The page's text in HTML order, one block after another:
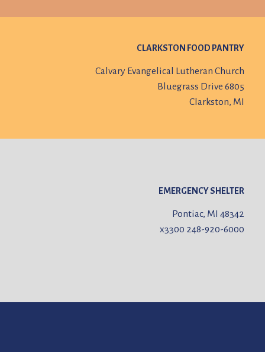
CLARKSTON FOOD PANTRY
Calvary Evangelical Lutheran Church
6805 Bluegrass Drive
Clarkston, MI
EMERGENCY SHELTER
Pontiac, MI 48342
248-920-6000
x3300